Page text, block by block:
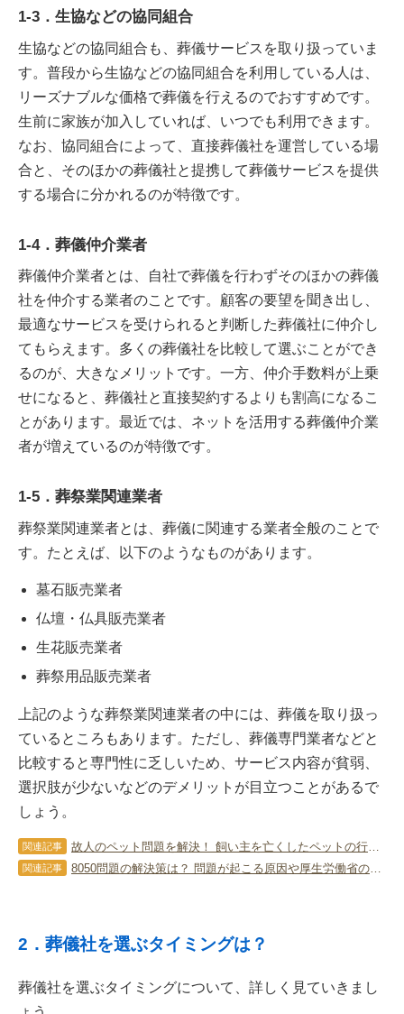
1-3．生協などの協同組合
生協などの協同組合も、葬儀サービスを取り扱っていま
す。普段から生協などの協同組合を利用している人は、
リーズナブルな価格で葬儀を行えるのでおすすめです。
生前に家族が加入していれば、いつでも利用できます。
なお、協同組合によって、直接葬儀社を運営している場
合と、そのほかの葬儀社と提携して葬儀サービスを提供
する場合に分かれるのが特徴です。
1-4．葬儀仲介業者
葬儀仲介業者とは、自社で葬儀を行わずそのほかの葬儀
社を仲介する業者のことです。顧客の要望を聞き出し、
最適なサービスを受けられると判断した葬儀社に仲介し
てもらえます。多くの葬儀社を比較して選ぶことができ
るのが、大きなメリットです。一方、仲介手数料が上乗
せになると、葬儀社と直接契約するよりも割高になるこ
とがあります。最近では、ネットを活用する葬儀仲介業
者が増えているのが特徴です。
1-5．葬祭業関連業者
葬祭業関連業者とは、葬儀に関連する業者全般のことで
す。たとえば、以下のようなものがあります。
墓石販売業者
仏壇・仏具販売業者
生花販売業者
葬祭用品販売業者
上記のような葬祭業関連業者の中には、葬儀を取り扱っ
ているところもあります。ただし、葬儀専門業者などと
比較すると専門性に乏しいため、サービス内容が貧弱、
選択肢が少ないなどのデメリットが目立つことがあるで
しょう。
関連記事
関連記事
2．葬儀社を選ぶタイミングは？
葬儀社を選ぶタイミングについて、詳しく見ていきまし